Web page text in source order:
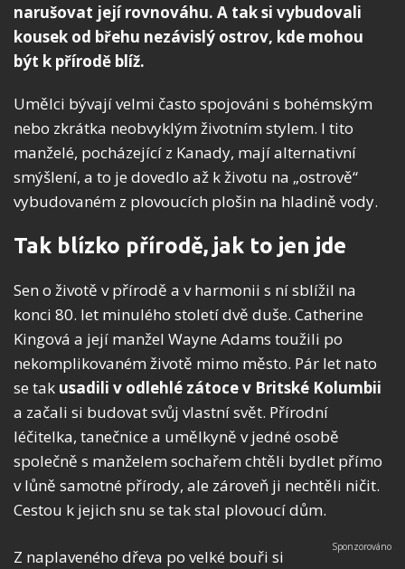
narušovat její rovnováhu. A tak si vybudovali
kousek od břehu nezávislý ostrov, kde mohou
být k přírodě blíž.
Umělci bývají velmi často spojováni s bohémským
nebo zkrátka neobvyklým životním stylem. I tito
manželé, pocházející z Kanady, mají alternativní
smýšlení, a to je dovedlo až k životu na „ostrově“
vybudovaném z plovoucích plošin na hladině vody.
Tak blízko přírodě, jak to jen jde
Sen o životě v přírodě a v harmonii s ní sblížil na
konci 80. let minulého století dvě duše. Catherine
Kingová a její manžel Wayne Adams toužili po
nekomplikovaném životě mimo město. Pár let nato
se tak usadili v odlehlé zátoce v Britské Kolumbii
a začali si budovat svůj vlastní svět. Přírodní
léčitelka, tanečnice a umělkyně v jedné osobě
společně s manželem sochařem chtěli bydlet přímo
v lůně samotné přírody, ale zároveň ji nechtěli ničit.
Cestou k jejich snu se tak stal plovoucí dům.
Z naplaveného dřeva po velké bouři si